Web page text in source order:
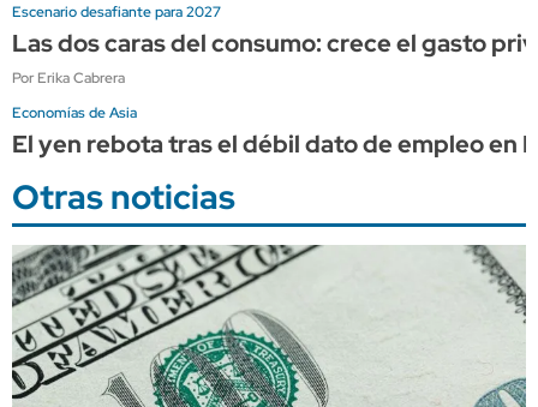
Escenario desafiante para 2027
Las dos caras del consumo: crece el gasto
Por Erika Cabrera
Economías de Asia
El yen rebota tras el débil dato de empleo en
Otras noticias